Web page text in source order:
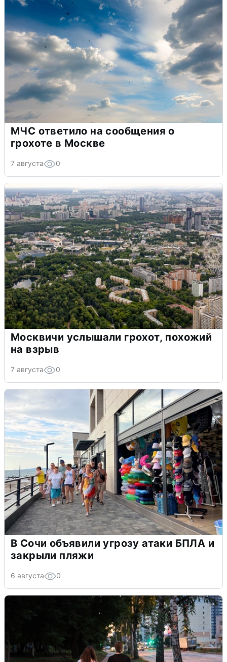
МЧС ответило на сообщения о
грохоте в Москве
7 августа 0
Москвичи услышали грохот, похожий
на взрыв
7 августа 0
В Сочи объявили угрозу атаки БПЛА и
закрыли пляжи
6 августа 0